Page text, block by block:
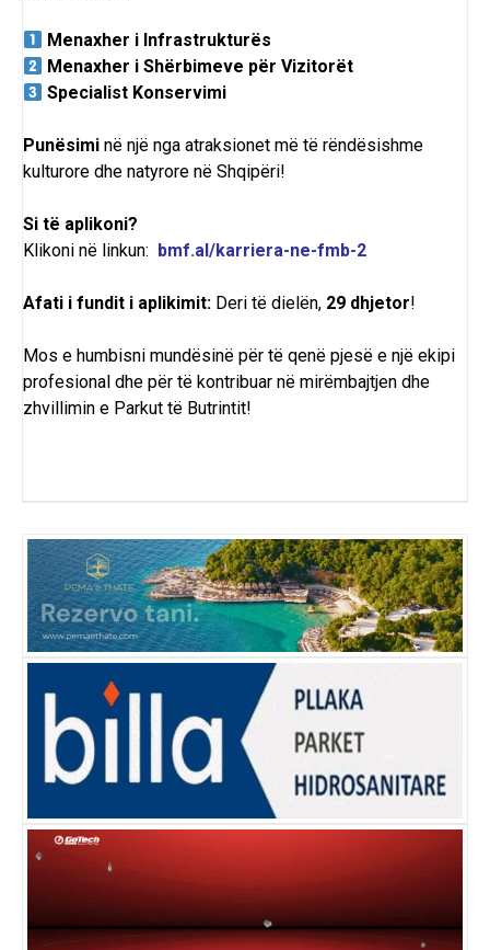
Menaxher i Infrastrukturës
Menaxher i Shërbimeve për Vizitorët
Specialist Konservimi
Punësimi në një nga atraksionet më të rëndësishme
kulturore dhe natyrore në Shqipëri!
Si të aplikoni?
Klikoni në linkun: bmf.al/karriera-ne-fmb-2
Afati i fundit i aplikimit: Deri të dielën, 29 dhjetor!
Mos e humbisni mundësinë për të qenë pjesë e një ekipi
profesional dhe për të kontribuar në mirëmbajtjen dhe
zhvillimin e Parkut të Butrintit!